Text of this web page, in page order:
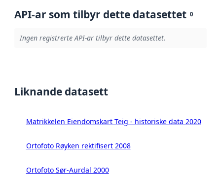
API-ar som tilbyr dette datasettet 0
Ingen registrerte API-ar tilbyr dette datasettet.
Liknande datasett
Matrikkelen Eiendomskart Teig - historiske data 2020
Ortofoto Røyken rektifisert 2008
Ortofoto Sør-Aurdal 2000